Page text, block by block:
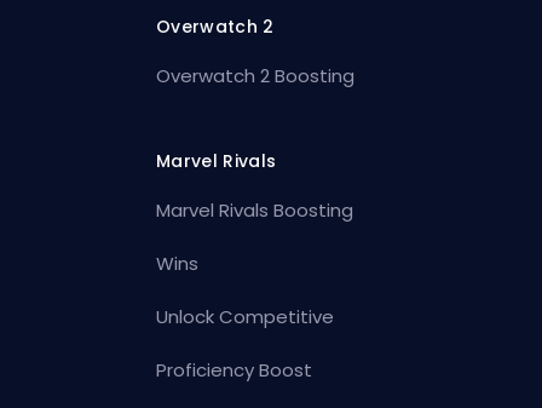
Overwatch 2
Overwatch 2 Boosting
Marvel Rivals
Marvel Rivals Boosting
Wins
Unlock Competitive
Proficiency Boost